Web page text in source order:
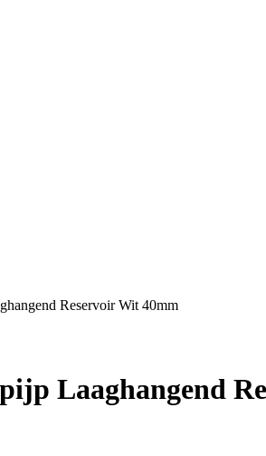
Reservoir Wit 40mm
Laaghangend